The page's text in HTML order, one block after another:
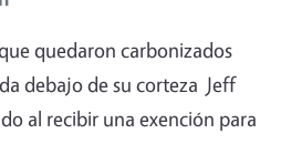
quedaron carbonizados
debajo de su corteza Jeff
al recibir una exención para